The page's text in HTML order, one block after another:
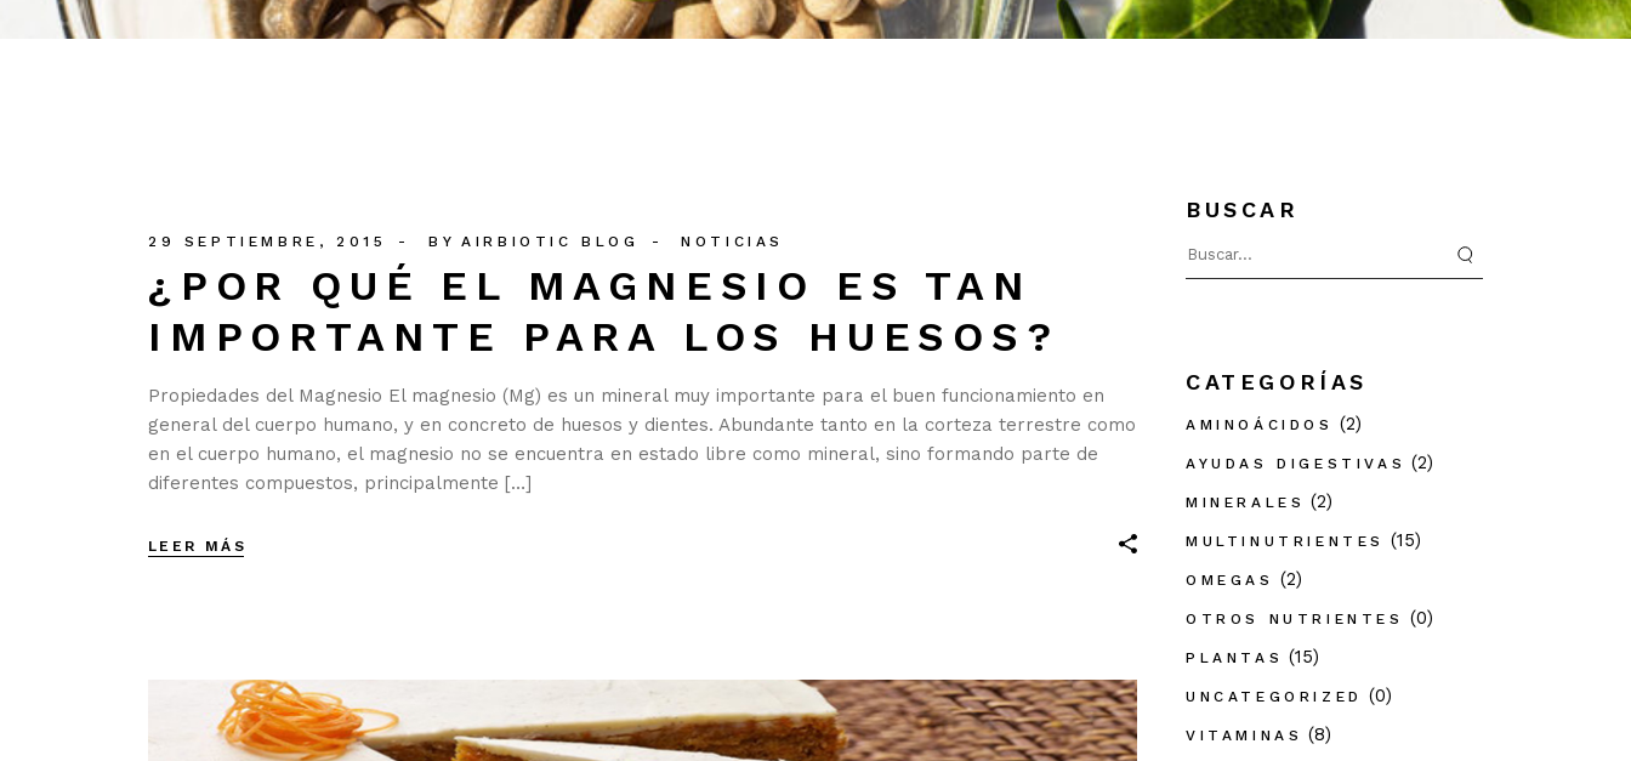
29 SEPTIEMBRE, 2015 BY AIRBIOTIC BLOG NOTICIAS
¿POR QUÉ EL MAGNESIO ES TAN
IMPORTANTE PARA LOS HUESOS?
Propiedades del Magnesio El magnesio (Mg) es un mineral muy importante para el buen funcionamiento en
general del cuerpo humano, y en concreto de huesos y dientes. Abundante tanto en la corteza terrestre como
en el cuerpo humano, el magnesio no se encuentra en estado libre como mineral, sino formando parte de
diferentes compuestos, principalmente […]
LEER MÁS
BUSCAR
for:
CATEGORÍAS
AMINOÁCIDOS (2)
AYUDAS DIGESTIVAS (2)
MINERALES (2)
MULTINUTRIENTES (15)
OMEGAS (2)
OTROS NUTRIENTES (0)
PLANTAS (15)
UNCATEGORIZED (0)
VITAMINAS (8)